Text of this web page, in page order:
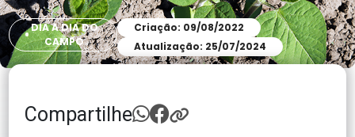
DIA A DIA DO
CAMPO
Criação: 09/08/2022
Atualização: 25/07/2024
Compartilhe